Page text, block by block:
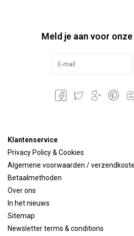
Meld je aan voor
Klantenservice
Privacy Policy & Cookies
Algemene voorwaarden /
Betaalmethoden
Over ons
In het nieuws
Sitemap
Newsletter terms & conditions